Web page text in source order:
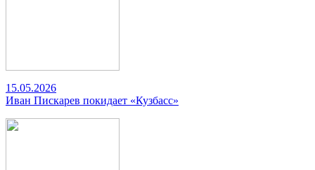
15.05.2026
Иван Пискарев покидает «Кузбасс»